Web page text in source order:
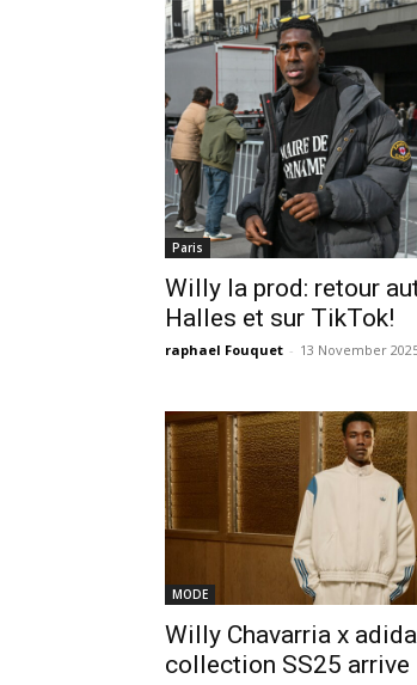
Paris
Willy la prod: retour
Halles et sur TikTok!
raphael Fouquet - 13 November
MODE
Willy Chavarria x
collection SS25 arrive